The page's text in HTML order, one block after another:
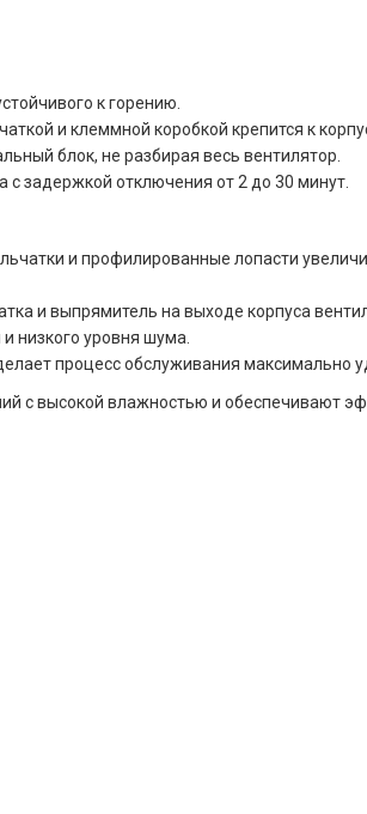
к горению.
и клеммной коробкой крепится к
блок, не разбирая весь вентилятор.
с задержкой отключения от 2 до 30 минут.
и профилированные лопасти
и выпрямитель на выходе корпуса
низкого уровня шума.
процесс обслуживания максимально
с высокой влажностью и обеспечивают